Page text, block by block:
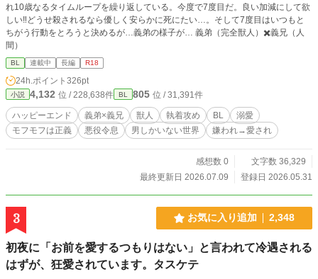
れ10歳なるタイムループを繰り返している。今度で7度目だ。良い加減にして欲
しい‼︎どうせ殺されるなら優しく安らかに死にたい…。そして7度目はいつもと
ちがう行動をとろうと決めるが…義弟の様子が… 義弟（完全獣人）✖️義兄（人
間）
BL 連載中 長編 R18
24h.ポイント 326pt
小説 4,132 位 / 228,638件 BL 805 位 / 31,391件
ハッピーエンド 義弟×義兄 獣人 執着攻め BL
溺愛
モフモフは正義
悪役令息 男しかいない世界 嫌われ→愛され
感想数 0
文字数 36,329
最終更新日 2026.07.09
登録日 2026.05.31
3 お気に入り追加 2,348
初夜に「お前を愛するつもりはない」と言われて冷遇される
はずが、狂愛されています。タスケテ